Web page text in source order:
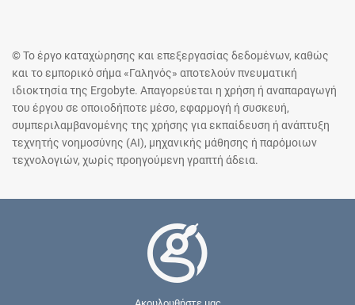
© Το έργο καταχώρησης και επεξεργασίας δεδομένων, καθώς
και το εμπορικό σήμα «Γαληνός» αποτελούν πνευματική
ιδιοκτησία της Ergobyte. Απαγορεύεται η χρήση ή αναπαραγωγή
του έργου σε οποιοδήποτε μέσο, εφαρμογή ή συσκευή,
συμπεριλαμβανομένης της χρήσης για εκπαίδευση ή ανάπτυξη
τεχνητής νοημοσύνης (AI), μηχανικής μάθησης ή παρόμοιων
τεχνολογιών, χωρίς προηγούμενη γραπτή άδεια.